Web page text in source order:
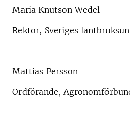
Maria Knutson Wedel
Rektor, Sveriges
Mattias Persson
Ordförande,